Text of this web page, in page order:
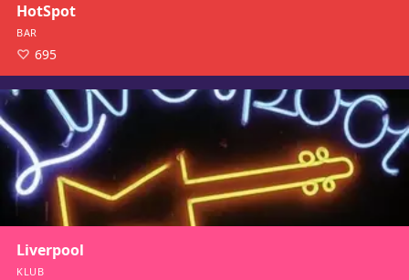
HotSpot
BAR
695
Liverpool
KLUB